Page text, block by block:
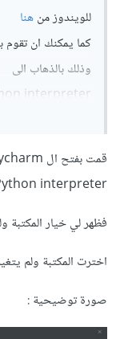
للويندوز منهنا
وذلك بالذهاب الى
interpreter
فظهر لي خيار المكتبة
اخترت المكتبة ولم
صورة توضيحية :